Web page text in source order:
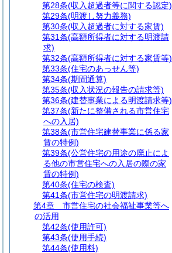
第28条(収入超過者等に関する認定)
第29条(明渡し努力義務)
第30条(収入超過者に対する家賃)
第31条(高額所得者に対する明渡請
求)
第32条(高額所得者に対する家賃等)
第33条(住宅のあっせん等)
第34条(期間通算)
第35条(収入状況の報告の請求等)
第36条(建替事業による明渡請求等)
第37条(新たに整備される市営住宅
への入居)
第38条(市営住宅建替事業に係る家
賃の特例)
第39条(公営住宅の用途の廃止によ
る他の市営住宅への入居の際の家
賃の特例)
第40条(住宅の検査)
第41条(市営住宅の明渡請求)
第4章
市営住宅の社会福祉事業等へ
の活用
第42条(使用許可)
第43条(使用手続)
第44条(使用料)